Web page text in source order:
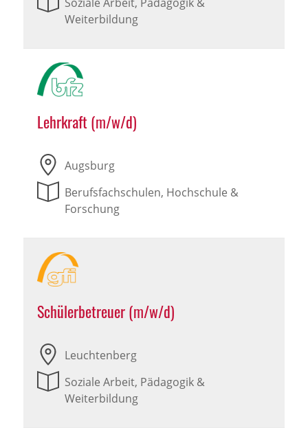
Weiterbildung
Lehrkraft (m/w/d)
Augsburg
Berufsfachschulen, Hochschule &
Forschung
Schülerbetreuer (m/w/d)
Leuchtenberg
Soziale Arbeit, Pädagogik &
Weiterbildung